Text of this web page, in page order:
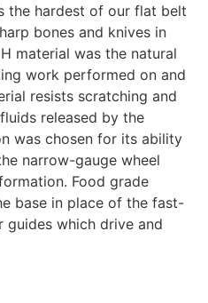
the hardest of our flat belt
bones and knives in
material was the natural
work performed on and
resists scratching and
released by the
was chosen for its ability
narrow-gauge wheel
Food grade
base in place of the fast-
guides which drive and